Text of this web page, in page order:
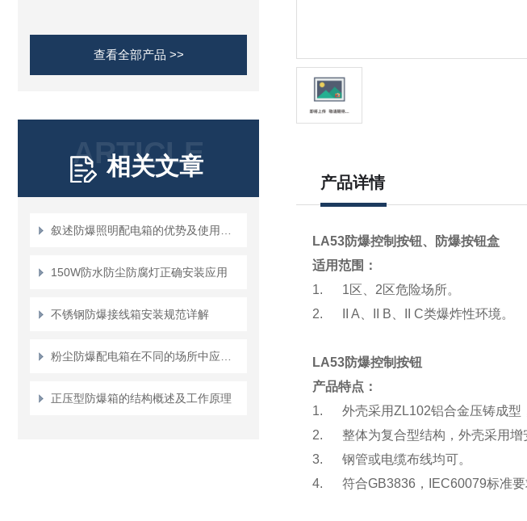
查看全部产品 >>
ARTICLE
相关文章
150W防水防尘防腐灯正确安装应用
不锈钢防爆接线箱安装规范详解
正压型防爆箱的结构概述及工作原理
产品详情
LA53防爆控制按钮、防爆按钮盒
适用范围：
1. 1区、2区危险场所。
2. II A 、II B、II C类爆炸性环境。
LA53防爆控制按钮
产品特点：
1. 外壳采用ZL102铝合金压铸成型
2. 整体为复合型结构，外壳采用
3. 钢管或电缆布线均可。
4. 符合GB3836，IEC60079标准